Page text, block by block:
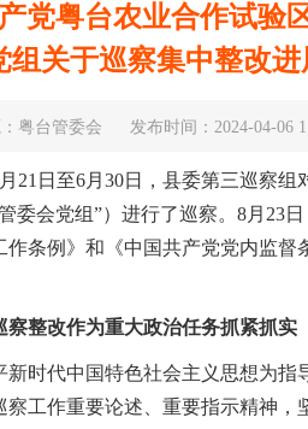
党粤台农业合作试验
组关于巡察集中整改
粤台管委会 发布时间：2024-04-06
日至6月30日，县委第三巡察组
委会党组”）进行了巡察。8月23
条例》和《中国共产党党内监督
整改作为重大政治任务抓紧抓实
代中国特色社会主义思想为指
工作重要论述、重要指示精神，
量发展大会召开